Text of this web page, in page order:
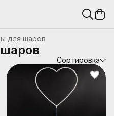
для шаров
и упаковка
Сортировка